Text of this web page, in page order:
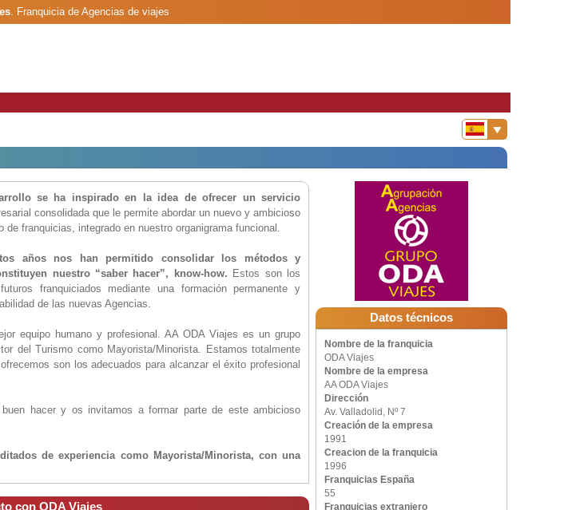
. Franquicia de Agencias de viajes
se ha inspirado en la idea de ofrecer un servicio
consolidada que le permite abordar un nuevo y ambicioso
franquicias, integrado en nuestro organigrama funcional.
años nos han permitido consolidar los métodos y
nuestro “saber hacer”, know-how. Estos son los
franquiciados mediante una formación permanente y
de las nuevas Agencias.
equipo humano y profesional. AA ODA Viajes es un grupo
del Turismo como Mayorista/Minorista. Estamos totalmente
son los adecuados para alcanzar el éxito profesional
hacer y os invitamos a formar parte de este ambicioso
de experiencia como Mayorista/Minorista, con una
del país. Actualmente, hemos iniciado este nuevo proyecto
sector del turismo.
con ODA Viajes
Datos técnicos
Nombre de la franquicia
ODA Viajes
Nombre de la empresa
AA ODA Viajes
Dirección
Av. Valladolid, Nº 7
Creación de la empresa
1991
Creacion de la franquicia
1996
Franquicias España
55
Franquicias extranjero